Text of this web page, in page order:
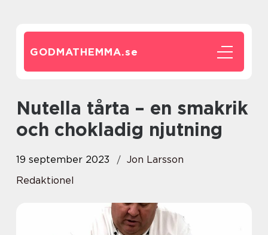
GODMATHEMMA.se
Nutella tårta – en smakrik
och chokladig njutning
19 september 2023
Jon Larsson
Redaktionel